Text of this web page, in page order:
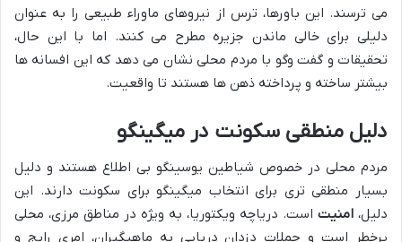
می ترسند. این باورها، ترس از نیروهای ماوراء طبیعی را به عنوان
دلیلی برای خالی ماندن جزیره مطرح می کنند. اما با این حال،
تحقیقات و گفت وگو با مردم محلی نشان می دهد که این افسانه ها
بیشتر ساخته و پرداخته ذهن ها هستند تا واقعیت.
دلیل منطقی سکونت در میگینگو
مردم محلی در خصوص شیاطین یوسینگو بی اطلاع هستند و دلیل
بسیار منطقی تری برای انتخاب میگینگو برای سکونت دارند. این
دلیل، امنیت است. دریاچه ویکتوریا، به ویژه در مناطق مرزی، محلی
پرخطر است و حملات دزدان دریایی به ماهیگیران، امری رایج و